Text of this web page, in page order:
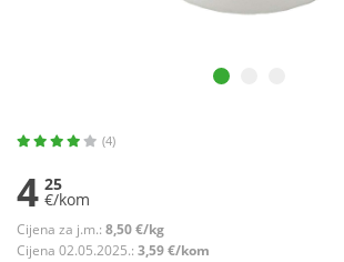
(4)
4 25
€/kom
Cijena za j.m.: 8,50 €/kg
Cijena 02.05.2025.: 3,59 €/kom